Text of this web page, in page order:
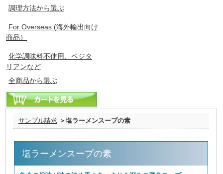
調理方法から選ぶ
For Overseas (海外輸出向け
商品）
化学調味料不使用、ベジタ
リアンなど
全商品から選ぶ
サンプル請求 ＞塩ラーメンスープの素
塩ラーメンスープの素